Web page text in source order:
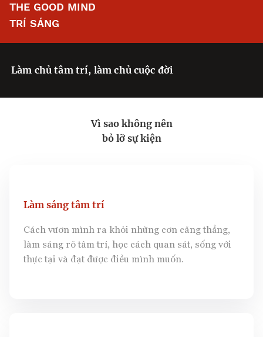
THE GOOD MIND
TRÍ SÁNG
Làm chủ tâm trí, làm chủ cuộc đời
Vì sao không nên
bỏ lỡ sự kiện
Làm sáng tâm trí
Cách vươn mình ra khỏi những cơn căng thẳng,
làm sáng rõ tâm trí, học cách quan sát, sống với
thực tại và đạt được điều mình muốn.